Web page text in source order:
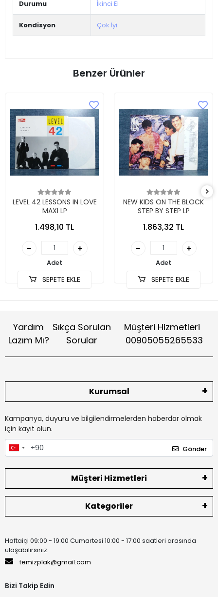
Durumu İkinci El
Kondisyon Çok İyi
Benzer Ürünler
LEVEL 42 LESSONS IN LOVE
MAXI LP
1.498,10 TL
Adet
SEPETE EKLE
NEW KIDS ON THE BLOCK
STEP BY STEP LP
1.863,32 TL
Adet
SEPETE EKLE
Yardım
Lazım Mı?
Sıkça Sorulan
Sorular
Müşteri Hizmetleri
00905055265533
Kurumsal
Kampanya, duyuru ve bilgilendirmelerden haberdar olmak
için kayıt olun.
Gönder
Müşteri Hizmetleri
Kategoriler
Haftaiçi 09:00 - 19:00 Cumartesi 10:00 - 17:00 saatleri arasında
ulaşabilirsiniz.
temizplak@gmail.com
Bizi Takip Edin